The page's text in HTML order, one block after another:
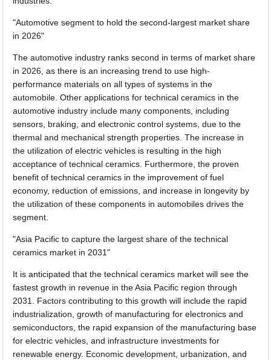
"Automotive segment to hold the second-largest market share
in 2026"
The automotive industry ranks second in terms of market share
in 2026, as there is an increasing trend to use high-
performance materials on all types of systems in the
automobile. Other applications for technical ceramics in the
automotive industry include many components, including
sensors, braking, and electronic control systems, due to the
thermal and mechanical strength properties. The increase in
the utilization of electric vehicles is resulting in the high
acceptance of technical ceramics. Furthermore, the proven
benefit of technical ceramics in the improvement of fuel
economy, reduction of emissions, and increase in longevity by
the utilization of these components in automobiles drives the
segment.
"Asia Pacific to capture the largest share of the technical
ceramics market in 2031"
It is anticipated that the technical ceramics market will see the
fastest growth in revenue in the Asia Pacific region through
2031. Factors contributing to this growth will include the rapid
industrialization, growth of manufacturing for electronics and
semiconductors, the rapid expansion of the manufacturing base
for electric vehicles, and infrastructure investments for
renewable energy. Economic development, urbanization, and